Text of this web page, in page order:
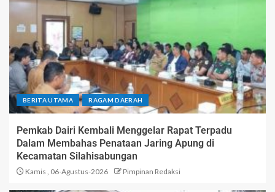
BERITA UTAMA RAGAM DAERAH
Pemkab Dairi Kembali Menggelar Rapat Terpadu
Dalam Membahas Penataan Jaring Apung di
Kecamatan Silahisabungan
Kamis , 06-Agustus-2026 Pimpinan Redaksi